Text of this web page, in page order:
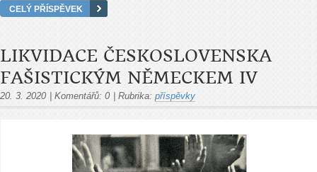
CELÝ PŘÍSPĚVEK
LIKVIDACE ČESKOSLOVENSKA
FAŠISTICKÝM NĚMECKEM IV
20. 3. 2020 Komentářů: 0 Rubrika: příspěvky